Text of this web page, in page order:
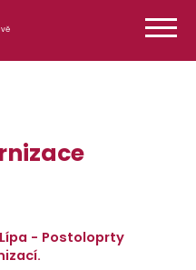
- Postoloprty